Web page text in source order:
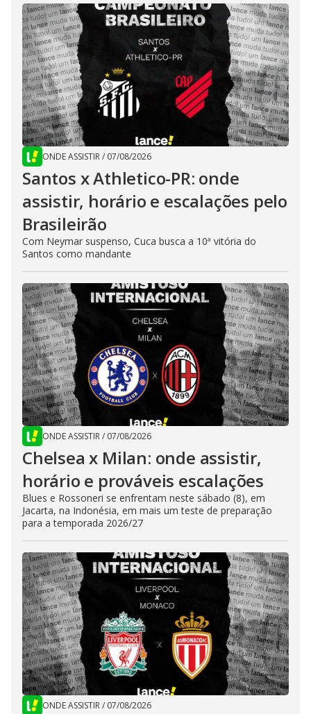
ONDE ASSISTIR/ 07/08/2026
Santos x Athletico-PR: onde
assistir, horário e escalações pelo
Brasileirão
Com Neymar suspenso, Cuca busca a 10ª vitória do
Santos como mandante
ONDE ASSISTIR/ 07/08/2026
Chelsea x Milan: onde assistir,
horário e prováveis escalações
Blues e Rossoneri se enfrentam neste sábado (8), em
Jacarta, na Indonésia, em mais um teste de preparação
para a temporada 2026/27
ONDE ASSISTIR/ 07/08/2026